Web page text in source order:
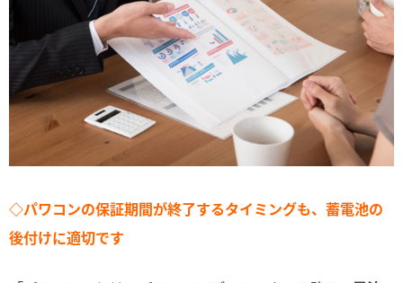
◇パワコンの保証期間が終了するタイミングも、蓄電池の
後付けに適切です